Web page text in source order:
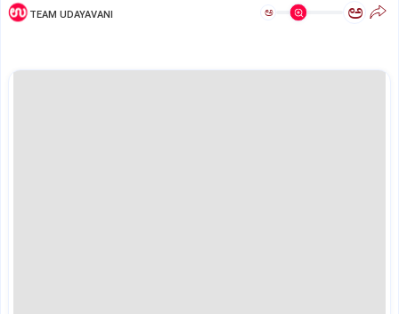
TEAM UDAYAVANI ಅ ಅ